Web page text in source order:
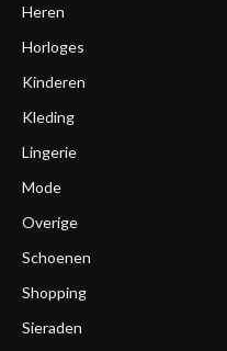
Heren
Horloges
Kinderen
Kleding
Lingerie
Mode
Overige
Schoenen
Shopping
Sieraden